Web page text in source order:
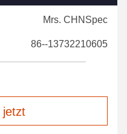
Mrs. CHNSpec
86--13732210605
jetzt